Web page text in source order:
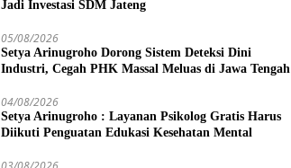
Jadi Investasi SDM Jateng
05/08/2026
Setya Arinugroho Dorong Sistem Deteksi Dini
Industri, Cegah PHK Massal Meluas di Jawa Tengah
04/08/2026
Setya Arinugroho : Layanan Psikolog Gratis Harus
Diikuti Penguatan Edukasi Kesehatan Mental